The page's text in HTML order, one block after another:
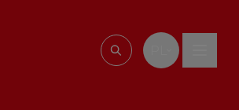
Wpisz, czego